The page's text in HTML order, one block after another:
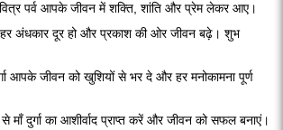
पर्व आपके जीवन में शक्ति, शांति और प्रेम लेकर आए।
हर अंधकार दूर हो और प्रकाश की ओर जीवन बढ़े। शुभ
आपके जीवन को खुशियों से भर दे और हर मनोकामना पूर्ण
माँ दुर्गा का आशीर्वाद प्राप्त करें और जीवन को सफल बनाएं।